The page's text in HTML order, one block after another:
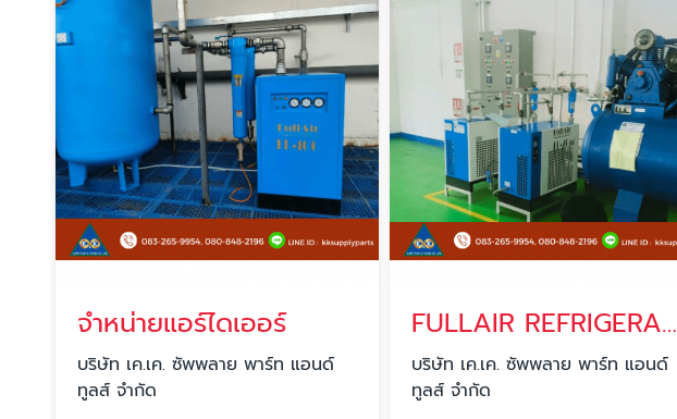
จำหน่ายแอร์ไดเออร์
บริษัท เค.เค. ซัพพลาย พาร์ท แอนด์
ทูลส์ จำกัด
FULLAIR REFRIGERANT AIR DRYER
บริษัท เค.เค. ซัพพลาย พาร์ท แอนด์
ทูลส์ จำกัด